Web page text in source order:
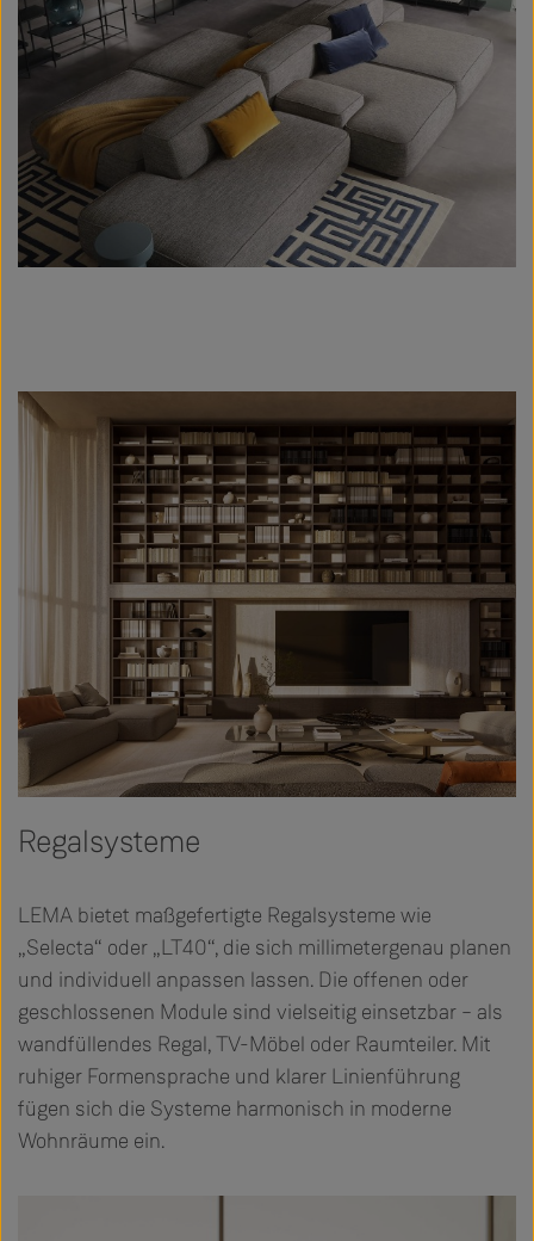
Regalsysteme
LEMA bietet maßgefertigte Regalsysteme wie
„Selecta“ oder „LT40“, die sich millimetergenau planen
und individuell anpassen lassen. Die offenen oder
geschlossenen Module sind vielseitig einsetzbar – als
wandfüllendes Regal, TV-Möbel oder Raumteiler. Mit
ruhiger Formensprache und klarer Linienführung
fügen sich die Systeme harmonisch in moderne
Wohnräume ein.